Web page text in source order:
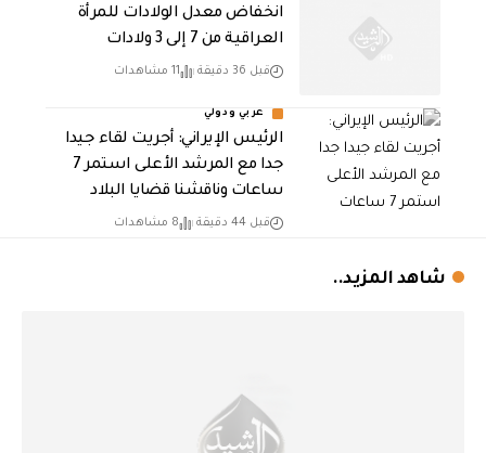
انخفاض معدل الولادات للمرأة
العراقية من 7 إلى 3 ولادات
قبل 36 دقيقة 11 مشاهدات
عربي ودولي
الرئيس الإيراني: أجريت لقاء جيدا
جدا مع المرشد الأعلى استمر 7
ساعات وناقشنا قضايا البلاد
قبل 44 دقيقة 8 مشاهدات
شاهد المزيد..